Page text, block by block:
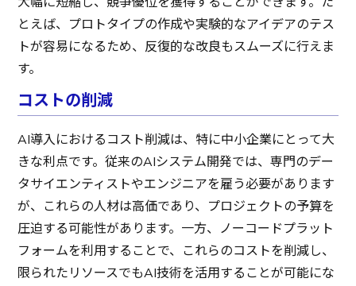
とえば、プロトタイプの作成や実験的なアイデアのテス
トが容易になるため、反復的な改良もスムーズに行えま
す。
コストの削減
AI導入におけるコスト削減は、特に中小企業にとって大
きな利点です。従来のAIシステム開発では、専門のデー
タサイエンティストやエンジニアを雇う必要があります
が、これらの人材は高価であり、プロジェクトの予算を
圧迫する可能性があります。一方、ノーコードプラット
フォームを利用することで、これらのコストを削減し、
限られたリソースでもAI技術を活用することが可能にな